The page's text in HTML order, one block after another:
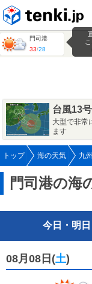
門司港
33/28
台風13
大型で非常
ます
トップ 海の天気 九
門司港の海
今日・明日
08月08日(土)